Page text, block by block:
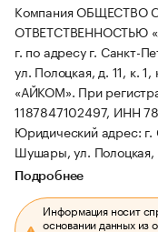
Компания ОБЩЕСТВО
ОТВЕТСТВЕННОСТЬЮ
г. по адресу г. Санкт-
ул. Полоцкая, д. 11, к. 1,
«АЙКОМ». При
1187847102497, ИНН
Юридический адрес: г.
Шушары, ул. Полоцкая,
Подробнее
Информация носит
основании данных из